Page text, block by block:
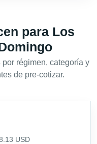
para Los
régimen, categoría y
de pre-cotizar.
USD